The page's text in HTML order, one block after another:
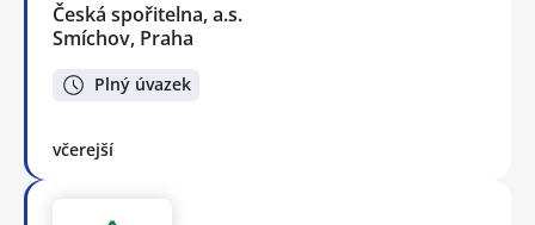
Česká spořitelna, a.s.
Smíchov, Praha
Plný úvazek
včerejší